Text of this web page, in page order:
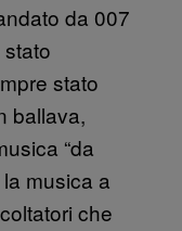
da 007
stato
ballava,
“da
musica a
che